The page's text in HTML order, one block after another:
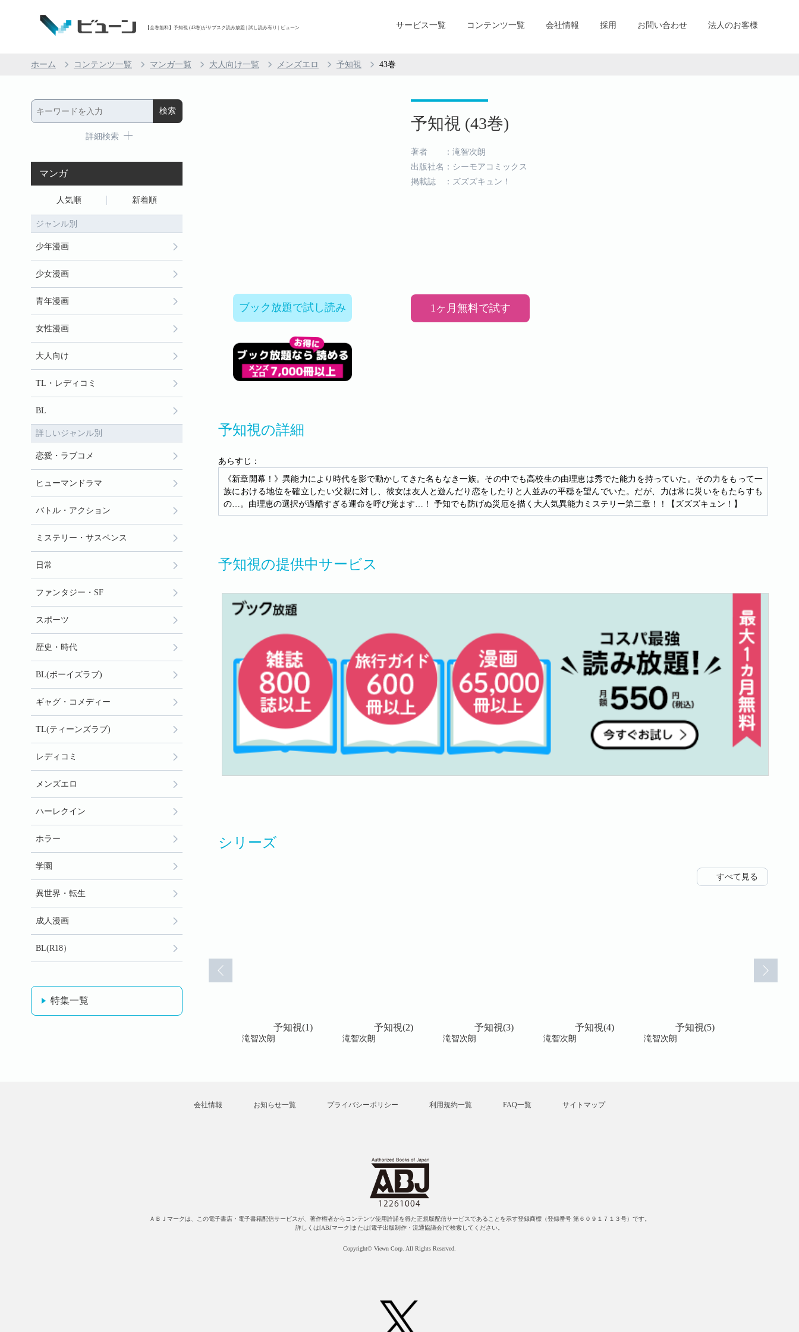
【全巻無料】予知視 (43巻)がサブスク読み放題 | 試し読み有り | ビューン サービス一覧 コンテンツ一覧 会社情報 採用 お問い合わせ 法人のお客様
ホーム コンテンツ一覧 マンガ一覧 大人向け一覧 メンズエロ 予知視 43巻
ブック放題で試し読み
予知視 (43巻)
著者 ：滝智次朗
出版社名：シーモアコミックス
掲載誌 ：ズズズキュン！
1ヶ月無料で試す
予知視の詳細
あらすじ：
《新章開幕！》異能力により時代を影で動かしてきた名もなき一族。その中でも高校生の由理恵は秀でた能力を持っていた。その力をもって一
族における地位を確立したい父親に対し、彼女は友人と遊んだり恋をしたりと人並みの平穏を望んでいた。だが、力は常に災いをもたらすも
の…。由理恵の選択が過酷すぎる運命を呼び覚ます…！ 予知でも防げぬ災厄を描く大人気異能力ミステリー第二章！！【ズズズキュン！】
予知視の提供中サービス
シリーズ
すべて見る
予知視(1)
滝智次朗
予知視(2)
滝智次朗
予知視(3)
滝智次朗
予知視(4)
滝智次朗
予知視(5)
滝智次朗
詳細検索
マンガ
人気順 新着順
ジャンル別
少年漫画
少女漫画
青年漫画
女性漫画
大人向け
TL・レディコミ
BL
詳しいジャンル別
恋愛・ラブコメ
ヒューマンドラマ
バトル・アクション
ミステリー・サスペンス
日常
ファンタジー・SF
スポーツ
歴史・時代
BL(ボーイズラブ)
ギャグ・コメディー
TL(ティーンズラブ)
レディコミ
メンズエロ
ハーレクイン
ホラー
学園
異世界・転生
成人漫画
BL(R18）
特集一覧
会社情報 お知らせ一覧 プライバシーポリシー 利用規約一覧 FAQ一覧 サイトマップ
ＡＢＪマークは、この電子書店・電子書籍配信サービスが、著作権者からコンテンツ使用許諾を得た正規版配信サービスであることを示す登録商標（登録番号 第６０９１７１３号）です。
詳しくは[ABJマーク]または[電子出版制作・流通協議会]で検索してください。
Copyright© Viewn Corp. All Rights Reserved.